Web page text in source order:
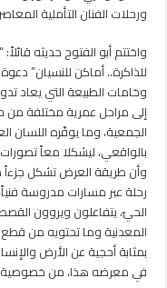
ورحلات الفنان التأملية
واختتم أبو الفتوح حديثه
وخامات الطبيعة التي يعاد
إلى مراحل عمرية مختلفة من
الجمعية، وما يوفّره اللسان
بالواقعي، ليشكلا معاً
وأن طريقة العرض تشكل جزءاً
رحلة عبر مسارات مدروسة
الحيّ، يتفاعلون ويروون
المعدنية وما تحتويه من
بمثابة أحجية عن الأرض
في معرضه هذا، من خصوصية